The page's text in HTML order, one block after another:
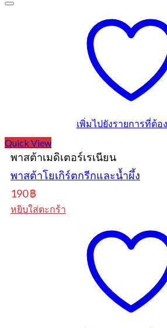
เพิ่มไปยังรายการที่ต้อ
Quick View
พาสต้าเมดิเตอร์เรเนียน
พาสต้าโยเกิร์ตกรีกและน้ำผึ้ง
190฿
หยิบใส่ตะกร้า